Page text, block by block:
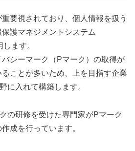
要視されており、個人情報を扱う
護マネジメントシステム
ます。
バシーマーク（Pマーク）の取得が
ことが多いため、上を目指す企業
に入れて構築します。
の研修を受けた専門家がPマーク
成を行っています。